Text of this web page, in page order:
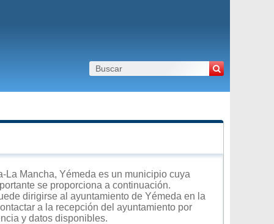
Mancha, Yémeda es un municipio cuya
se proporciona a continuación.
dirigirse al ayuntamiento de Yémeda en la
a la recepción del ayuntamiento por
y datos disponibles.